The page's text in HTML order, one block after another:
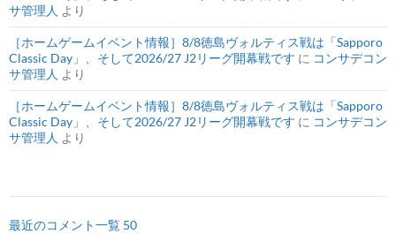
サ管理人 より
［ホームゲームイベント情報］8/8徳島ヴォルティス戦は「Sapporo
Classic Day」、そして2026/27 J2リーグ開幕戦です に コンサデコン
サ管理人 より
［ホームゲームイベント情報］8/8徳島ヴォルティス戦は「Sapporo
Classic Day」、そして2026/27 J2リーグ開幕戦です に コンサデコン
サ管理人 より
最近のコメント一覧 50